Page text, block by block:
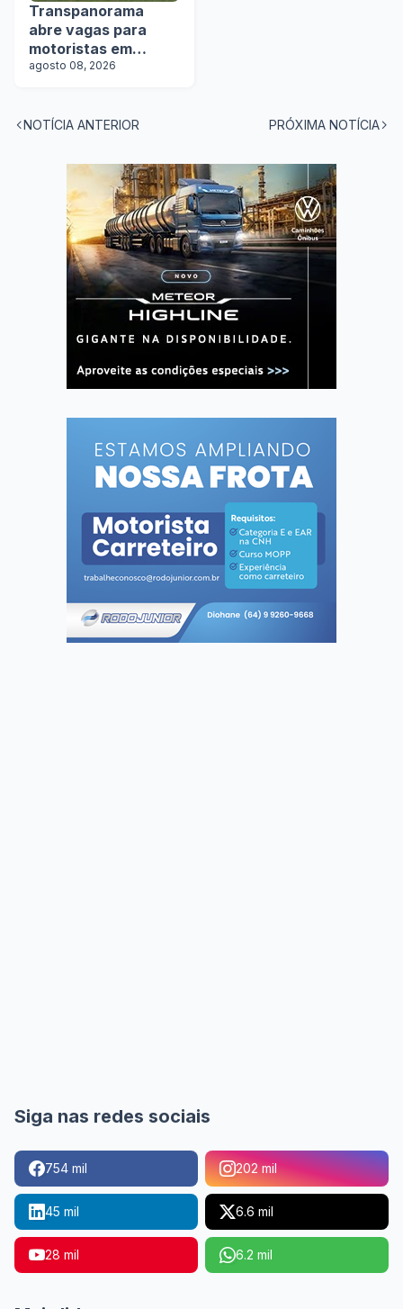
Transpanorama
abre vagas para
motoristas em
operação com
agosto 08, 2026
NOTÍCIA ANTERIOR PRÓXIMA NOTÍCIA
Siga nas redes sociais
754 mil 202 mil
45 mil 6.6 mil
28 mil 6.2 mil